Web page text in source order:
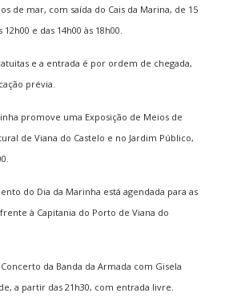
de mar, com saída do Cais da Marina, de 15
e das 14h00 às 18h00
e a entrada é por ordem de chegada,
prévia.
promove uma Exposição de Meios de
de Viana do Castelo e no Jardim Público,
do Dia da Marinha está agendada para as
à Capitania do Porto de Viana do
da Banda da Armada com Gisela
a partir das 21h30, com entrada livre.